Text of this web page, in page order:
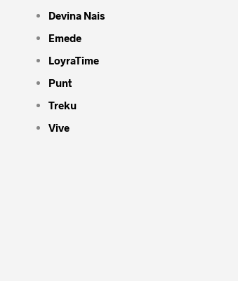
Devina Nais
Emede
LoyraTime
Punt
Treku
Vive